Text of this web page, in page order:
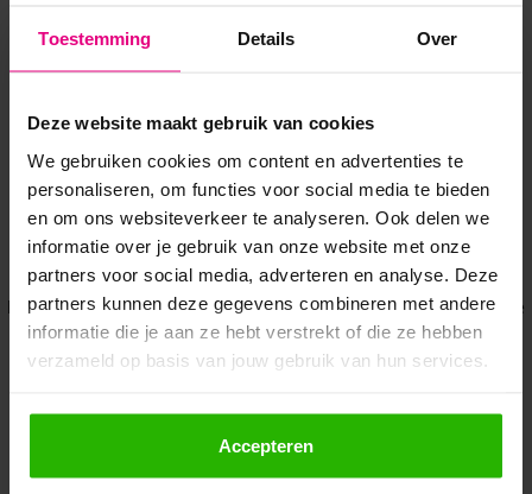
Toestemming Details Over
Deze website maakt gebruik van cookies
We gebruiken cookies om content en advertenties te
personaliseren, om functies voor social media te bieden
en om ons websiteverkeer te analyseren. Ook delen we
informatie over je gebruik van onze website met onze
partners voor social media, adverteren en analyse. Deze
partners kunnen deze gegevens combineren met andere
informatie die je aan ze hebt verstrekt of die ze hebben
verzameld op basis van jouw gebruik van hun services.
Als je op "Accepteer" klikt, dan geef je Voordeeluitjes.nl
toestemming om cookies voor social media en
gepersonaliseerde advertenties te plaatsen.
Accepteren
Application error: a client-side exception has occurred while
loadingwww.voordeeluitjes.nl (see the browser console for more
information).